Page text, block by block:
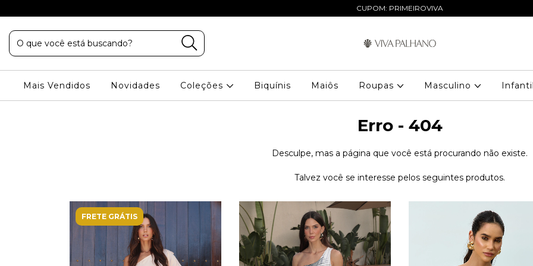
CUPOM: PRIMEIROVIVA
Mais Vendidos Novidades Coleções Biquínis Maiôs Roupas Masculino
Erro - 404
Desculpe, mas a página que você está procurando não existe.
Talvez você se interesse pelos seguintes produtos.
FRETE GRÁTIS